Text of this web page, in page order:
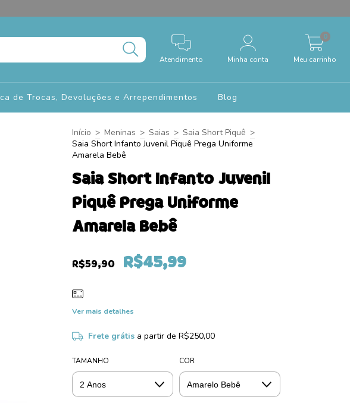
Atendimento Minha conta Meu carrinho
0
de Trocas, Devoluções e Arrependimentos Blog
Início > Meninas > Saias > Saia Short Piquê >
Saia Short Infanto Juvenil Piquê Prega Uniforme
Amarela Bebê
Saia Short Infanto Juvenil
Piquê Prega Uniforme
Amarela Bebê
R$59,90 R$45,99
Ver mais detalhes
Frete grátis a partir de R$250,00
TAMANHO COR